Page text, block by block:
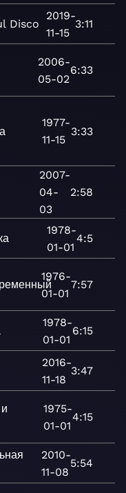
Disco
2019-
11-15
3:11
2006-
05-02
6:33
1977-
11-15
3:33
2007-
04-
03
2:58
1978-
01-01
4:5
1976-
01-01
7:57
1978-
01-01
6:15
2016-
11-18
3:47
1975-
01-01
4:15
2010-
11-08
5:54